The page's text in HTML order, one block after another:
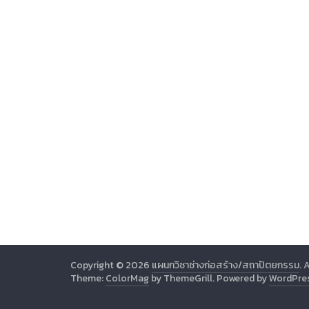
Copyright © 2026 แผนกวิชาช่างก่อสร้าง/สถาปัตยกรรม.
Theme:ColorMagby ThemeGrill. Powered by